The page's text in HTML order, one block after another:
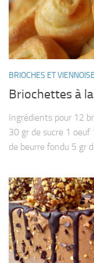
BRIOCHES ET
Briochettes à
Ingrédients pour 12
30 gr de sucre 1
de beurre fondu 5 gr